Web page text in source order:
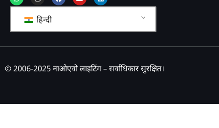
हिन्दी
© 2006-2025 नाओएवो लाइटिंग – सर्वाधिकार सुरक्षित।